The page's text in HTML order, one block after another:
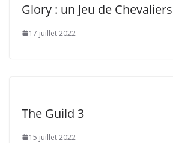
Glory : un Jeu de Chevaliers
17 juillet 2022
The Guild 3
15 juillet 2022